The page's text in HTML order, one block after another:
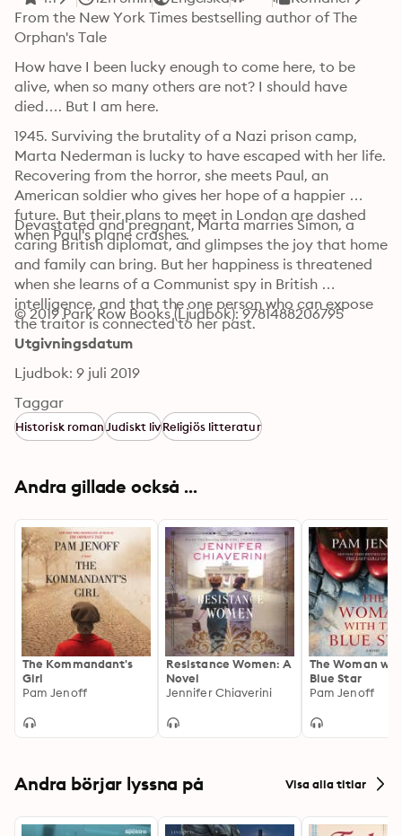
From the New York Times bestselling author of The
Orphan's Tale
How have I been lucky enough to come here, to be
alive, when so many others are not? I should have
died…. But I am here.
1945. Surviving the brutality of a Nazi prison camp,
Marta Nederman is lucky to have escaped with her life.
Recovering from the horror, she meets Paul, an
American soldier who gives her hope of a happier
future. But their plans to meet in London are dashed
when Paul's plane crashes.
Devastated and pregnant, Marta marries Simon, a
caring British diplomat, and glimpses the joy that home
and family can bring. But her happiness is threatened
when she learns of a Communist spy in British
intelligence, and that the one person who can expose
the traitor is connected to her past.
© 2019 Park Row Books (Ljudbok): 9781488206795
Utgivningsdatum
Ljudbok: 9 juli 2019
Taggar
Historisk romanJudiskt livReligiös litteratur
Andra gillade också ...
The Kommandant's
Girl
Pam Jenoff
Resistance Women: A
Novel
Jennifer Chiaverini
The Woman
Blue Star
Pam Jenoff
Andra börjar lyssna på Visa alla titlar